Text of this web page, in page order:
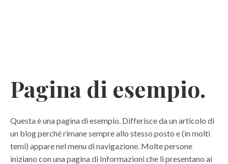
Pagina di esempio.
Questa è una pagina di esempio. Differisce da un articolo di
un blog perché rimane sempre allo stesso posto e (in molti
temi) appare nel menu di navigazione. Molte persone
iniziano con una pagina di Informazioni che li presentano ai